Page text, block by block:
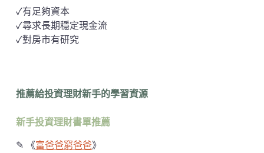
✓有足夠資本
✓尋求長期穩定現金流
✓對房市有研究
推薦給投資理財新手的學習資源
新手投資理財書單推薦
✎ 《富爸爸窮爸爸》